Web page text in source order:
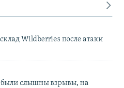
Wildberries после атаки
были слышны взрывы, на